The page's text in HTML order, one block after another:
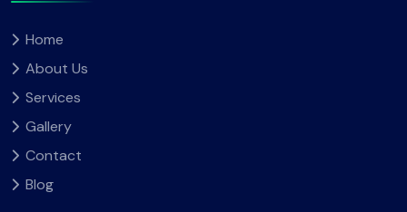
Home
About Us
Services
Gallery
Contact
Blog